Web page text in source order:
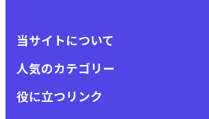
当サイトについて
人気のカテゴリー
役に立つリンク